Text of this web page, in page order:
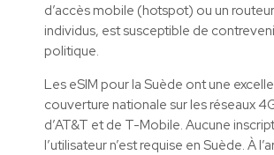
d’accès mobile (hotspot) ou un
individus, est susceptible de
politique.
Les eSIM pour la Suède ont une
couverture nationale sur les réseaux
d’AT&T et de T-Mobile. Aucune
l’utilisateur n’est requise en Suède. À